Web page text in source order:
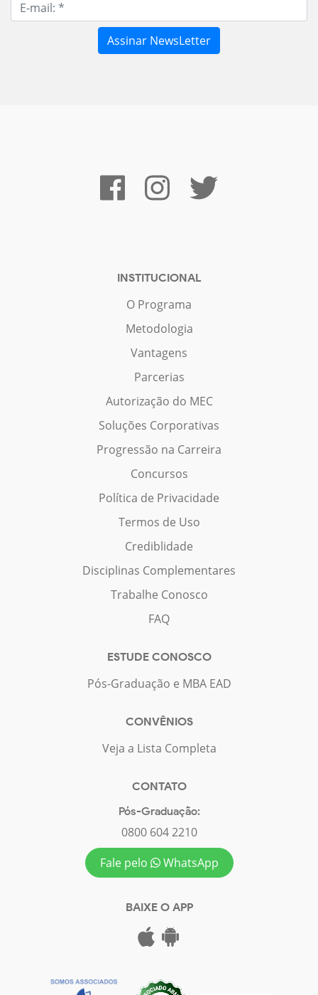
INSTITUCIONAL
O Programa
Metodologia
Vantagens
Parcerias
Autorização do MEC
Soluções Corporativas
Progressão na Carreira
Concursos
Política de Privacidade
Termos de Uso
Crediblidade
Disciplinas Complementares
Trabalhe Conosco
FAQ
ESTUDE CONOSCO
Pós-Graduação e MBA EAD
CONVÊNIOS
Veja a Lista Completa
CONTATO
Pós-Graduação:
0800 604 2210
Fale pelo
WhatsApp
BAIXE O APP